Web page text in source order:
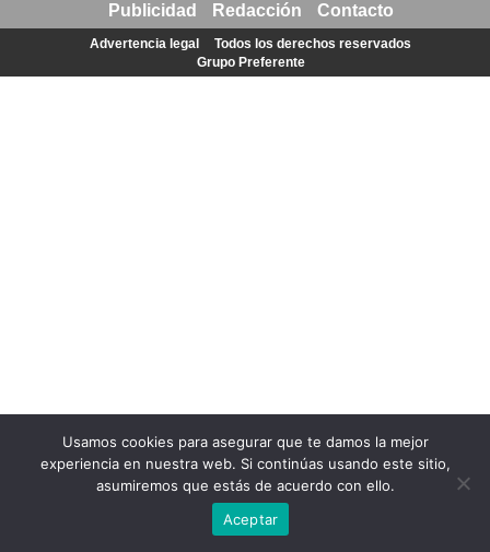
Usamos cookies para asegurar que te damos la mejor
experiencia en nuestra web. Si continúas usando este sitio,
asumiremos que estás de acuerdo con ello.
Aceptar
Publicidad Redacción Contacto
Advertencia legal
Todos los derechos reservados
Grupo Preferente